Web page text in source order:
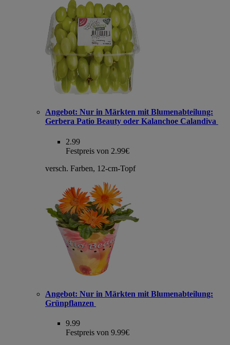
Angebot: Nur in Märkten mit Blumenabteilung:
Gerbera Patio Beauty oder Kalanchoe Calandiva
2.99
Festpreis von 2.99€
versch. Farben, 12-cm-Topf
Angebot: Nur in Märkten mit Blumenabteilung:
Grünpflanzen
9.99
Festpreis von 9.99€